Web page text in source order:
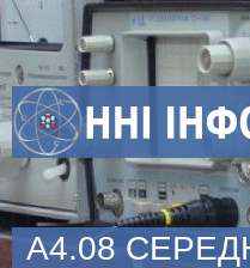
A4.08